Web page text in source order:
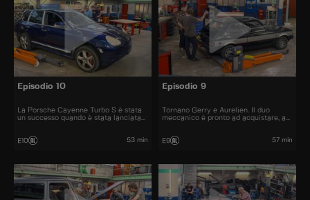
Episodio 10
La Porsche Cayenne Turbo S è stata
un successo quando è stata lanciata
E10 53 min
Episodio 9
Tornano Gerry e Aurelien. Il duo
meccanico è pronto ad acquistare, a
bellissime.
E9 57 min